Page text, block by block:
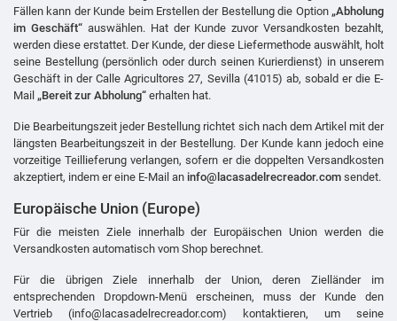
Fällen kann der Kunde beim Erstellen der Bestellung die Option „Abholung
im Geschäft“auswählen. Hat der Kunde zuvor Versandkosten bezahlt,
werden diese erstattet. Der Kunde, der diese Liefermethode auswählt, holt
seine Bestellung (persönlich oder durch seinen Kurierdienst) in unserem
Geschäft in der Calle Agricultores 27, Sevilla (41015) ab, sobald er die E-
Mail „Bereit zur Abholung“ erhalten hat.
Die Bearbeitungszeit jeder Bestellung richtet sich nach dem Artikel mit der
längsten Bearbeitungszeit in der Bestellung. Der Kunde kann jedoch eine
vorzeitige Teillieferung verlangen, sofern er die doppelten Versandkosten
akzeptiert, indem er eine E-Mail an info@lacasadelrecreador.com sendet.
Europäische Union (Europe)
Für die meisten Ziele innerhalb der Europäischen Union werden die
Versandkosten automatisch vom Shop berechnet.
Für die übrigen Ziele innerhalb der Union, deren Zielländer im
entsprechenden Dropdown-Menü erscheinen, muss der Kunde den
Vertrieb (info@lacasadelrecreador.com) kontaktieren, um seine